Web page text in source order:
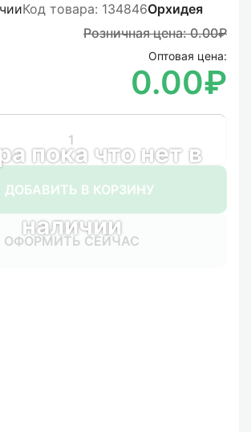
Код товара: 134846Орхидея
Розничная цена:0.00₽
Оптовая цена:
0.00₽
ДОБАВИТЬ В КОРЗИНУ
ОФОРМИТЬ СЕЙЧАС
пока что нет в
наличии